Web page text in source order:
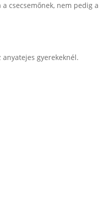
csecsemőnek, nem pedig a
gyerekeknél.